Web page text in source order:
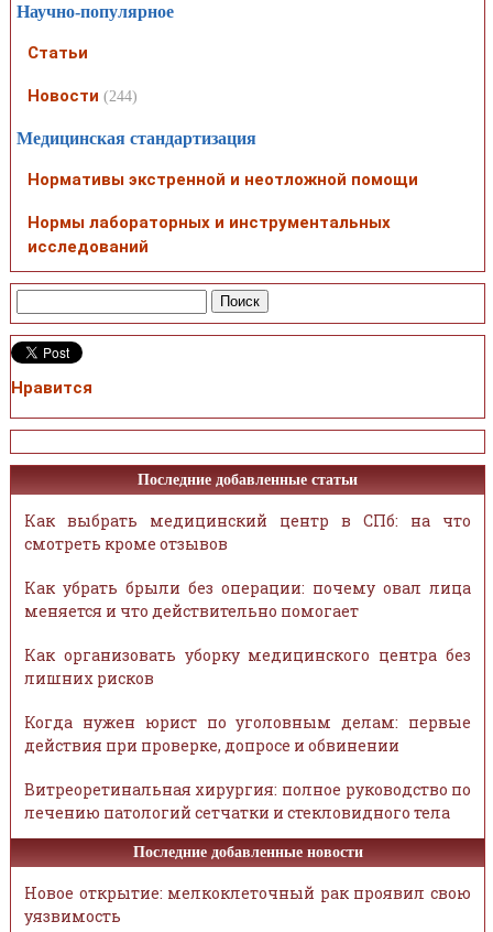
Научно-популярное
Статьи
Новости (244)
Медицинская стандартизация
Нормативы экстренной и неотложной помощи
Нормы лабораторных и инструментальных
исследований
Нравится
Последние добавленные статьи
Как выбрать медицинский центр в СПб: на что
смотреть кроме отзывов
Как убрать брыли без операции: почему овал лица
меняется и что действительно помогает
Как организовать уборку медицинского центра без
лишних рисков
Когда нужен юрист по уголовным делам: первые
действия при проверке, допросе и обвинении
Витреоретинальная хирургия: полное руководство по
лечению патологий сетчатки и стекловидного тела
Последние добавленные новости
Новое открытие: мелкоклеточный рак проявил свою
уязвимость